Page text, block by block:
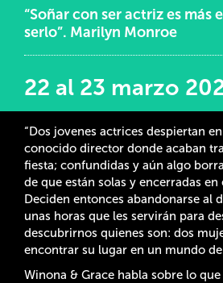
“Soñar con ser actriz es más
serlo”. Marilyn Monroe
22 al 23 marzo
“Dos jovenes actrices despiertan
conocido director donde acaban
fiesta; confundidas y aún algo
de que están solas y encerradas
Deciden entonces abandonarse al
unas horas que les servirán para
descubrirnos quienes son: dos
encontrar su lugar en un mundo
Winona & Grace habla sobre lo